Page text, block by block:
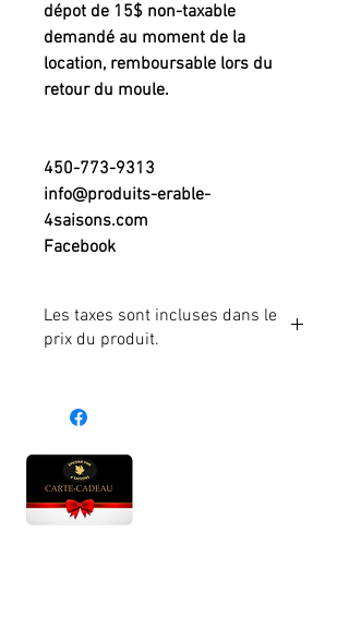
dépot de 15$ non-taxable
demandé au moment de la
location, remboursable lors du
retour du moule.
450-773-9313
info@produits-erable-
4saisons.com
Facebook
Les taxes sont incluses dans le
prix du produit.